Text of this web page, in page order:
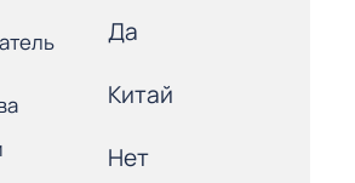
Да
Китай
Нет